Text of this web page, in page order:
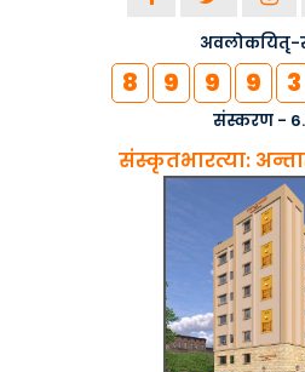
देहल्यां
द्वारा
नियोजितः -
सीएम
द्वारा
नियोजितः -
kashi
द्वारा
नियोजितः -
अवलोकयितृ-
8 9 9 9 3
संस्करण -
संस्कृतभारत्या: